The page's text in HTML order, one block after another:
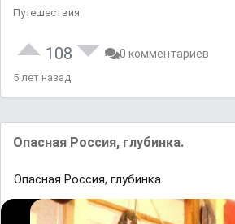
Путешествия
108 0 комментариев
5 лет назад
Опасная Россия, глубинка.
Опасная Россия, глубинка.